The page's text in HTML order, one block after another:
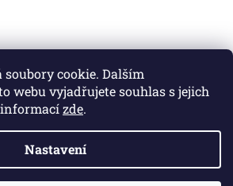
soubory cookie. Dalším
webu vyjadřujete souhlas s jejich
zde.
Nastavení
pouzdra Interiéry Dveře
Vytvořil Shoptet